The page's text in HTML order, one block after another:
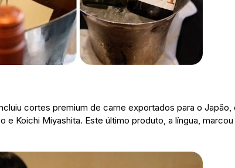
cortes premium de carne exportados para o
Koichi Miyashita. Este último produto, a língua,